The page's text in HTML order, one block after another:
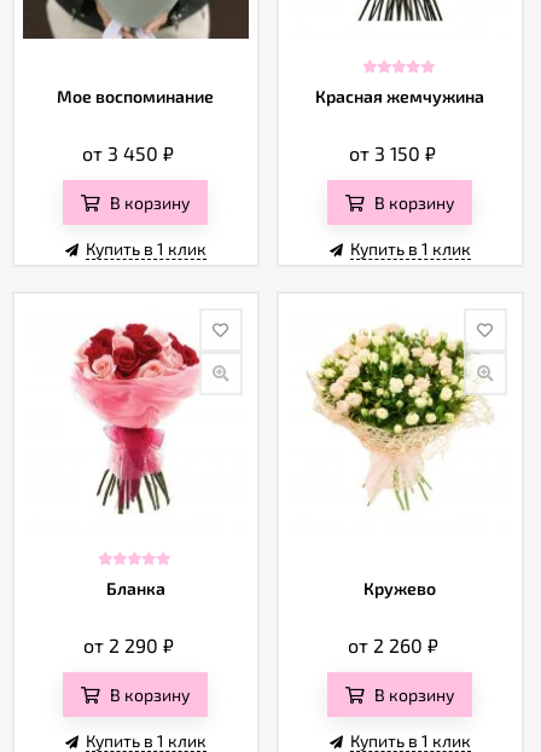
Мое воспоминание
от 3 450₽
В корзину
Купить в 1 клик
Красная жемчужина
от 3 150₽
В корзину
Купить в 1 клик
Бланка
от 2 290 ₽
В корзину
Купить в 1 клик
Кружево
от 2 260 ₽
В корзину
Купить в 1 клик